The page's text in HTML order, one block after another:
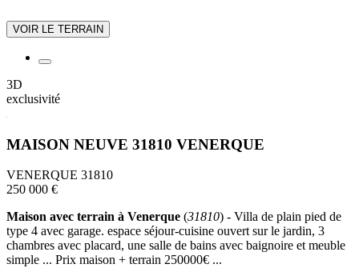
VOIR LE TERRAIN
3D
exclusivité
MAISON NEUVE 31810 VENERQUE
VENERQUE 31810
250 000 €
Maison avec terrain à Venerque (31810) - Villa de plain pied de
type 4 avec garage. espace séjour-cuisine ouvert sur le jardin, 3
chambres avec placard, une salle de bains avec baignoire et meuble
simple ... Prix maison + terrain 250000€ ...